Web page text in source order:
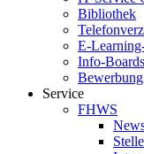
Bibliothek
E-
Info-Boards
Service
FHWS